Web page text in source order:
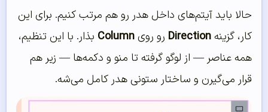
حالا باید آیتم‌های داخل هدر رو هم مرتب کنیم. برای این
کار، گزینهDirection رو رویColumn بذار. با این تنظیم،
همه عناصر — از لوگو گرفته تا منو و دکمه‌ها — زیر هم
قرار می‌گیرن و ساختار ستونی هدر کامل می‌شه.